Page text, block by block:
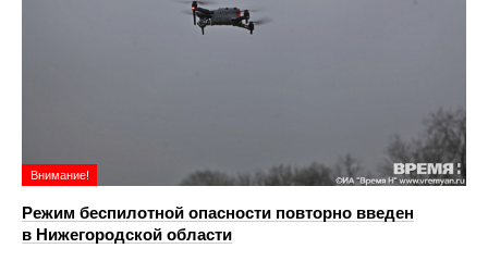
Внимание!
Режим беспилотной опасности повторно введен
в Нижегородской области